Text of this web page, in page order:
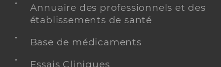
Annuaire des professionnels et des
établissements de santé
Base de médicaments
Essais Cliniques